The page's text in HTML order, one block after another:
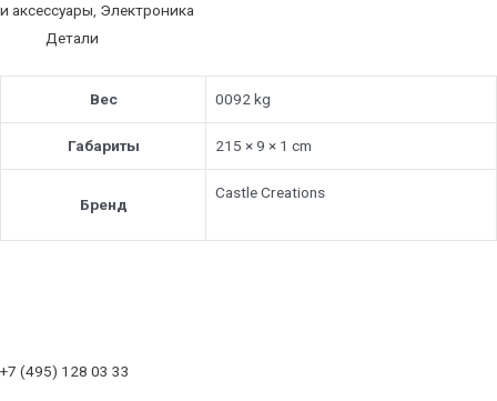
и аксессуары, Электроника
Детали
Вес 0092 kg
Габариты 215 × 9 × 1 cm
Бренд
Castle Creations
+7 (495) 128 03 33